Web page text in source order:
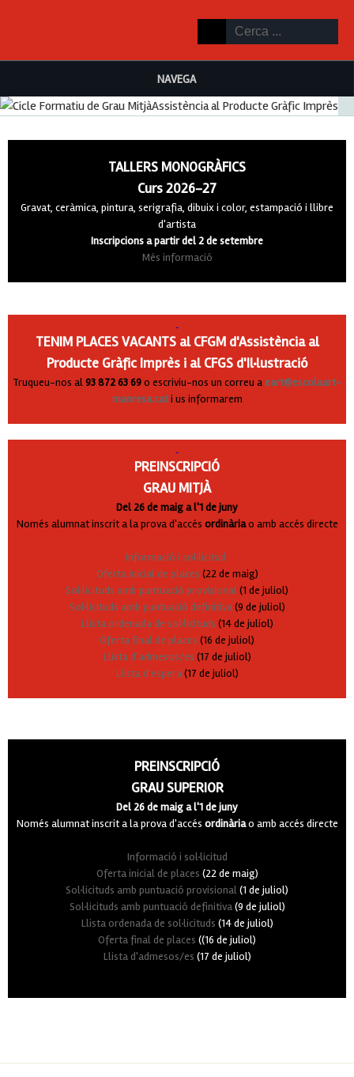
NAVEGA
TALLERS MONOGRÀFICS
Curs 2026-27
Gravat, ceràmica, pintura, serigrafia, dibuix i color, estampació i llibre
d'artista
Inscripcions a partir del 2 de setembre
Més informació
TENIM PLACES VACANTS al CFGM d'Assistència al
Producte Gràfic Imprès i al CFGS d'Il·lustració
Truqueu-nos al93 872 63 69o escriviu-nos un correu a eart@escolaart-
manresa.cati us informarem
PREINSCRIPCIÓ
GRAU MITJÀ
Del 26 de maig a l'1 de juny
Només alumnat inscrit a la prova d'accés ordinàriao amb accés directe
Informació i sol·licitud
Oferta inicial de places (22 de maig)
Sol·licituds amb puntuació provisional(1 de juliol)
Sol·licituds amb puntuació definitiva(9 de juliol)
Llista ordenada de sol·licituds (14 de juliol)
Oferta final de places (16 de juliol)
Llista d'admesos/es (17 de juliol)
Llista d'espera(17 de juliol)
PREINSCRIPCIÓ
GRAU SUPERIOR
Del 26 de maig a l'1 de juny
Només alumnat inscrit a la prova d'accés ordinàriao amb accés directe
Informació i sol·licitud
Oferta inicial de places (22 de maig)
Sol·licituds amb puntuació provisional(1 de juliol)
Sol·licituds amb puntuació definitiva(9 de juliol)
Llista ordenada de sol·licituds (14 de juliol)
Oferta final de places ((16 de juliol)
Llista d'admesos/es (17 de juliol)